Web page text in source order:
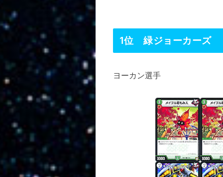
1位 緑ジョーカーズ
ヨーカン選手